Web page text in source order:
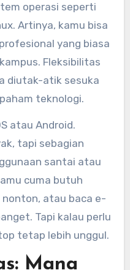
operasi seperti
Artinya, kamu bisa
yang biasa
Fleksibilitas
diutak-atik sesuka
teknologi.
atau Android.
tapi sebagian
santai atau
cuma butuh
atau baca e-
Tapi kalau perlu
tetap lebih unggul.
Mana